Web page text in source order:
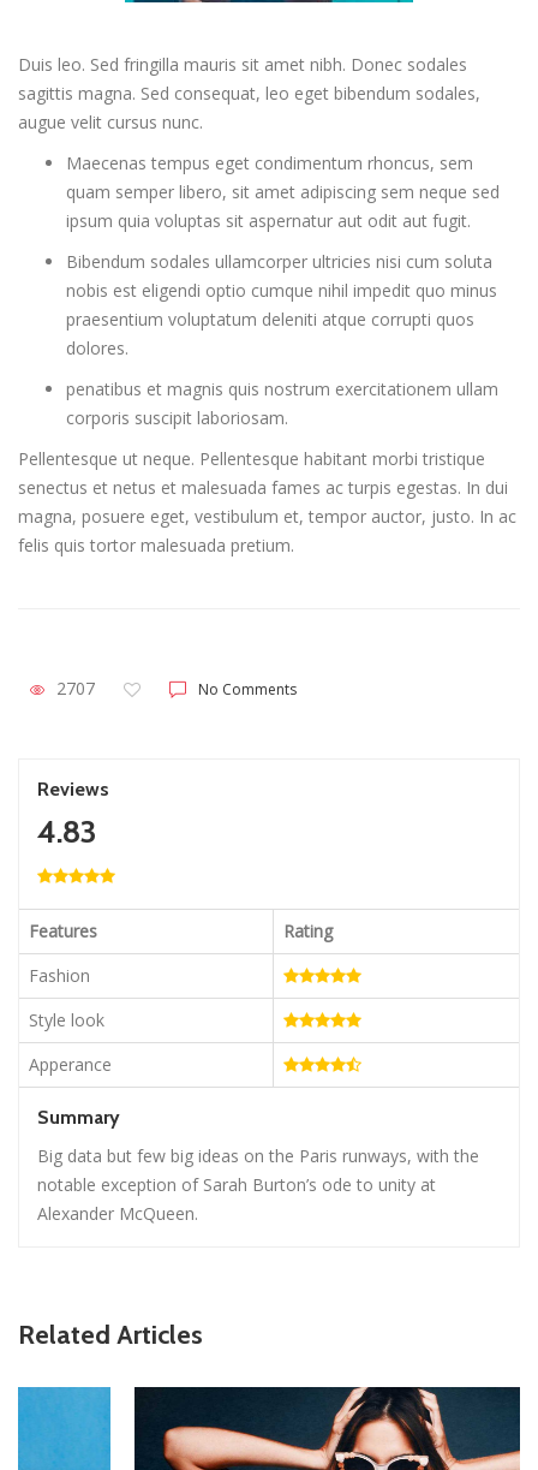
Duis leo. Sed fringilla mauris sit amet nibh. Donec sodales
sagittis magna. Sed consequat, leo eget bibendum sodales,
augue velit cursus nunc.
Maecenas tempus eget condimentum rhoncus, sem
quam semper libero, sit amet adipiscing sem neque sed
ipsum quia voluptas sit aspernatur aut odit aut fugit.
Bibendum sodales ullamcorper ultricies nisi cum soluta
nobis est eligendi optio cumque nihil impedit quo minus
praesentium voluptatum deleniti atque corrupti quos
dolores.
penatibus et magnis quis nostrum exercitationem ullam
corporis suscipit laboriosam.
Pellentesque ut neque. Pellentesque habitant morbi tristique
senectus et netus et malesuada fames ac turpis egestas. In dui
magna, posuere eget, vestibulum et, tempor auctor, justo. In ac
felis quis tortor malesuada pretium.
2707 No Comments
Reviews
4.83
Features
Rating
Fashion
Style look
Apperance
Summary
Big data but few big ideas on the Paris runways, with the
notable exception of Sarah Burton’s ode to unity at
Alexander McQueen.
Related Articles